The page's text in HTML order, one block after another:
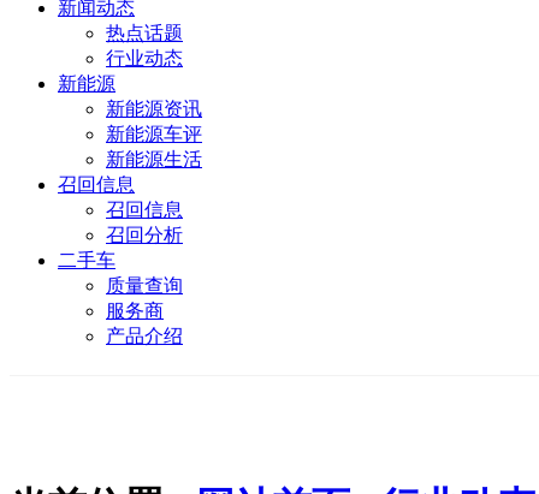
新闻动态
热点话题
行业动态
新能源
新能源资讯
新能源车评
新能源生活
召回信息
召回信息
召回分析
二手车
质量查询
服务商
产品介绍